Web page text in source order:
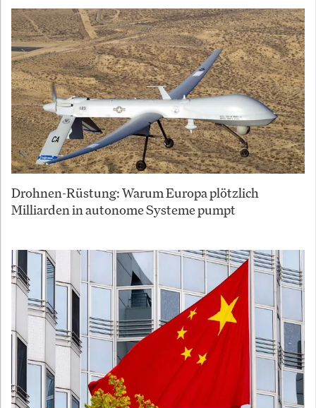
Drohnen-Rüstung: Warum Europa plötzlich
Milliarden in autonome Systeme pumpt